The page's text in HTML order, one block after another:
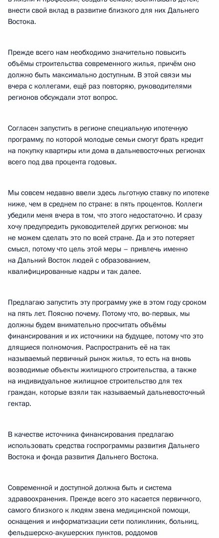
внести свой вклад в развитие близкого для них Дальнего
Востока.
Прежде всего нам необходимо значительно повысить
объёмы строительства современного жилья, причём оно
должно быть максимально доступным. В этой связи мы
вчера с коллегами, ещё раз повторяю, руководителями
регионов обсуждали этот вопрос.
Согласен запустить в регионе специальную ипотечную
программу, по которой молодые семьи смогут брать кредит
на покупку квартиры или дома в дальневосточных регионах
всего под два процента годовых.
Мы совсем недавно ввели здесь льготную ставку по ипотеке
ниже, чем в среднем по стране: в пять процентов. Коллеги
убедили меня вчера в том, что этого недостаточно. И сразу
хочу предупредить руководителей других регионов: мы
не можем сделать это по всей стране. Да и это потеряет
смысл, потому что цель этой меры – привлечь именно
на Дальний Восток людей с образованием,
квалифицированные кадры и так далее.
Предлагаю запустить эту программу уже в этом году сроком
на пять лет. Поясню почему. Потому что, во-первых, мы
должны будем внимательно просчитать объёмы
финансирования и их источники на будущее, потому что это
длящиеся полномочия. Распространить её на так
называемый первичный рынок жилья, то есть на вновь
возводимые объекты жилищного строительства, а также
на индивидуальное жилищное строительство для тех
граждан, которые взяли так называемый дальневосточный
гектар.
В качестве источника финансирования предлагаю
использовать средства госпрограммы развития Дальнего
Востока и фонда развития Дальнего Востока.
Современной и доступной должна быть и система
здравоохранения. Прежде всего это касается первичного,
самого близкого к людям звена медицинской помощи,
оснащения и информатизации сети поликлиник, больниц,
фельдшерско-акушерских пунктов, роддомов